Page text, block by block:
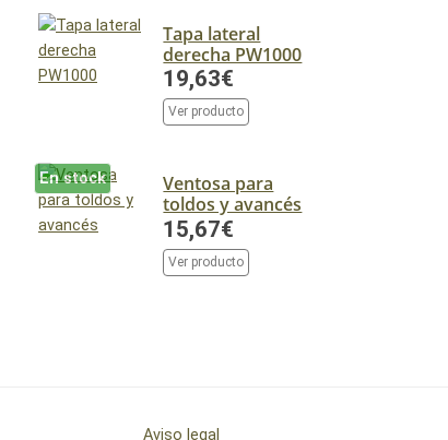
Tapa lateral
derecha PW1000
19,63€
Ver producto
En stock
Ventosa para
toldos y avancés
15,67€
Ver producto
Aviso legal